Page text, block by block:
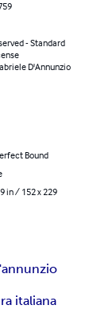
- Standard
D'Annunzio
Bound
in / 152 x 229
italiana